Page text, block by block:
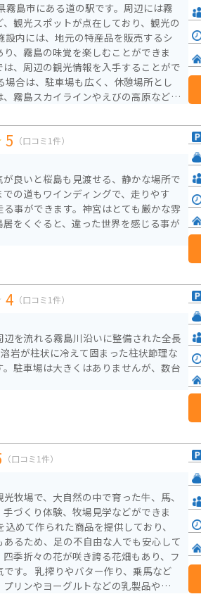
霧島市にある道の駅です。周辺には霧
観光スポットが点在しており、観光の
、霧島の味覚を楽しむことができま
、周辺の観光情報を入手することがで
霧島スカイラインやえびの高原など、
島は、温泉や雄大な自
ットなど魅力が満載です。道の駅 霧
として、ぜひ立ち寄ってみてくださ
5 （口コミ1件）
良いと桜島も見渡せる、静かな場所で
の道もワインディングで、走りやす
る事ができます。神宮はとても厳かな雰
をくぐると、違った世界を感じる事が
4 （口コミ1件）
を流れる霧島川沿いに整備された全長
岩が柱状に冷えて固まった柱状節理な
駐車場は大きくはありませんが、数台
（口コミ1件）
牧場で、大自然の中で育った牛、馬、
づくり体験、牧場見学などができま
るため、足の不自由な人でも安心して
季折々の花が咲き誇る花畑もあり、フ
、乗馬など
リンやヨーグルトなどの乳製品や手作